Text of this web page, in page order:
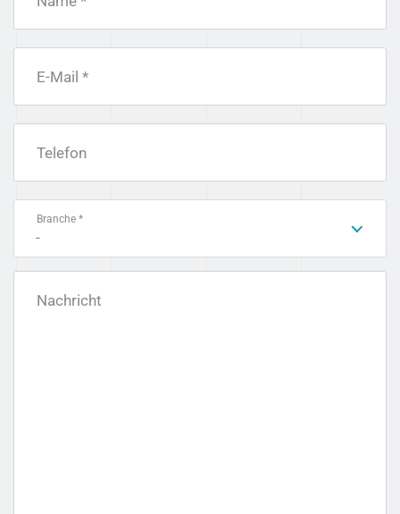
E-Mail *
Telefon
Branche *
-
Nachricht